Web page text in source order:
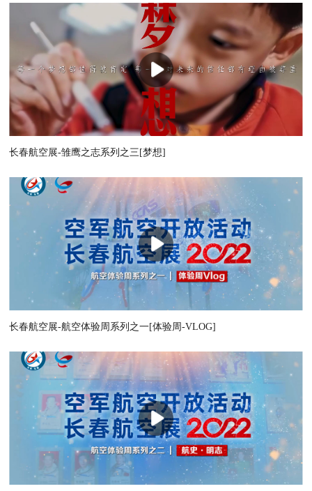
长春航空展-雏鹰之志系列之三[梦想]
长春航空展-航空体验周系列之一[体验周-VLOG]